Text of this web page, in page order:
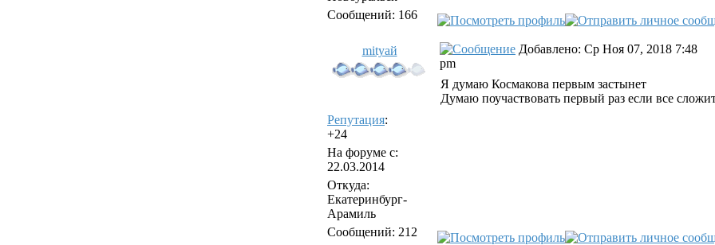
Сообщений: 166
mityaй
Репутация:
+24
На форуме с:
22.03.2014
Откуда:
Екатеринбург-
Арамиль
Сообщений: 212
Добавлено: Ср Ноя 07, 2018 7:48
pm
Я думаю Космакова первым застынет
Думаю поучаствовать первый раз если все